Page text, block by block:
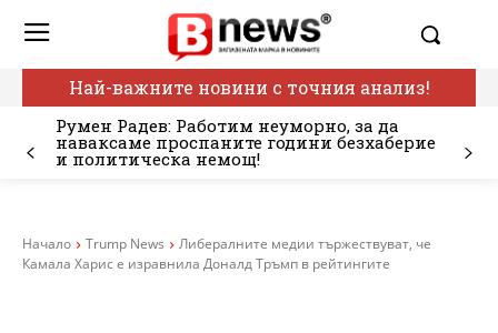
Най-важните новини с точния анализ!
Румен Радев: Работим неуморно, за да
наваксаме проспаните години безхаберие
и политическа немощ!
Начало Trump News
Либералните медии тържествуват, че
Камала Харис е изравнила Доналд Тръмп в рейтингите